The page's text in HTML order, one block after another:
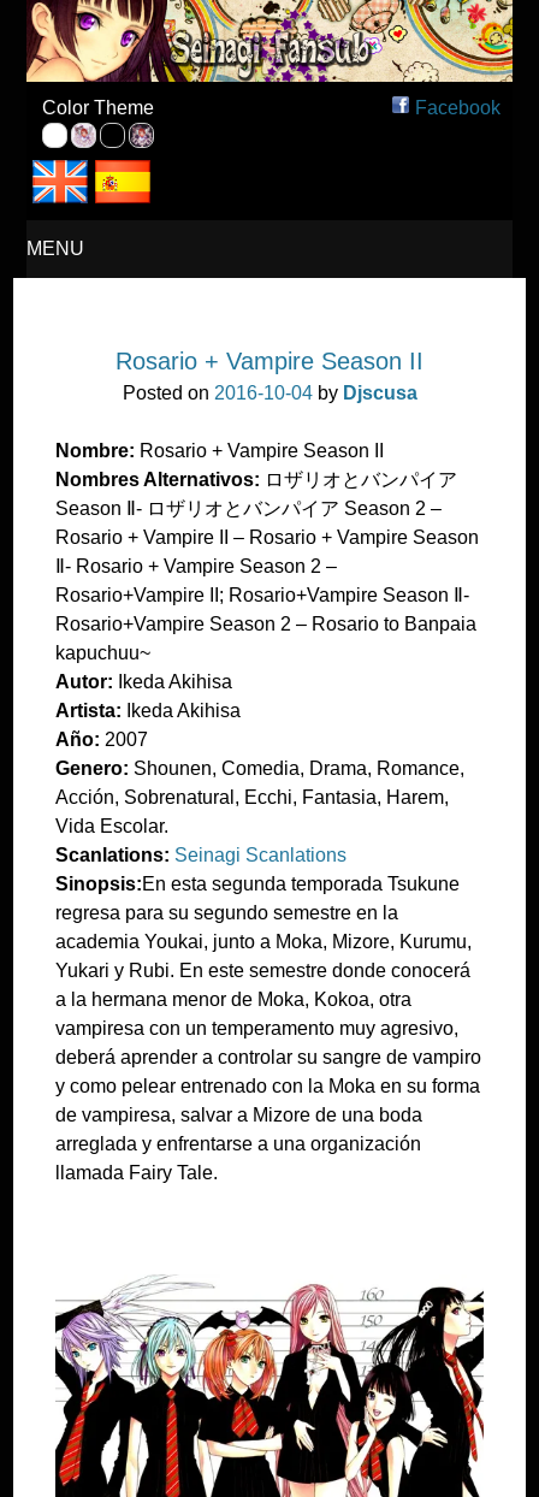
Seinagi Fansub – Español
Color Theme Facebook
MENU
Rosario + Vampire Season II
Posted on 2016-10-04by Djscusa
Nombre: Rosario + Vampire Season II
Nombres Alternativos: ロザリオとバンパイア
Season Ⅱ- ロザリオとバンパイア Season 2 –
Rosario + Vampire II – Rosario + Vampire Season
Ⅱ- Rosario + Vampire Season 2 –
Rosario+Vampire II; Rosario+Vampire Season Ⅱ-
Rosario+Vampire Season 2 – Rosario to Banpaia
kapuchuu~
Autor: Ikeda Akihisa
Artista: Ikeda Akihisa
Año: 2007
Genero: Shounen, Comedia, Drama, Romance,
Acción, Sobrenatural, Ecchi, Fantasia, Harem,
Vida Escolar.
Scanlations: Seinagi Scanlations
Sinopsis:En esta segunda temporada Tsukune
regresa para su segundo semestre en la
academia Youkai, junto a Moka, Mizore, Kurumu,
Yukari y Rubi. En este semestre donde conocerá
a la hermana menor de Moka, Kokoa, otra
vampiresa con un temperamento muy agresivo,
deberá aprender a controlar su sangre de vampiro
y como pelear entrenado con la Moka en su forma
de vampiresa, salvar a Mizore de una boda
arreglada y enfrentarse a una organización
llamada Fairy Tale.